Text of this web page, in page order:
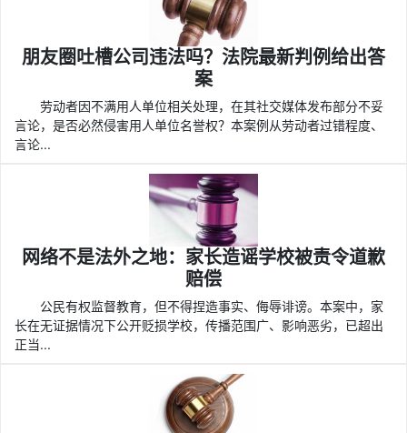
朋友圈吐槽公司违法吗？法院最新判例给出答
案
劳动者因不满用人单位相关处理，在其社交媒体发布部分不妥
言论，是否必然侵害用人单位名誉权？本案例从劳动者过错程度、
言论...
网络不是法外之地：家长造谣学校被责令道歉
赔偿
公民有权监督教育，但不得捏造事实、侮辱诽谤。本案中，家
长在无证据情况下公开贬损学校，传播范围广、影响恶劣，已超出
正当...